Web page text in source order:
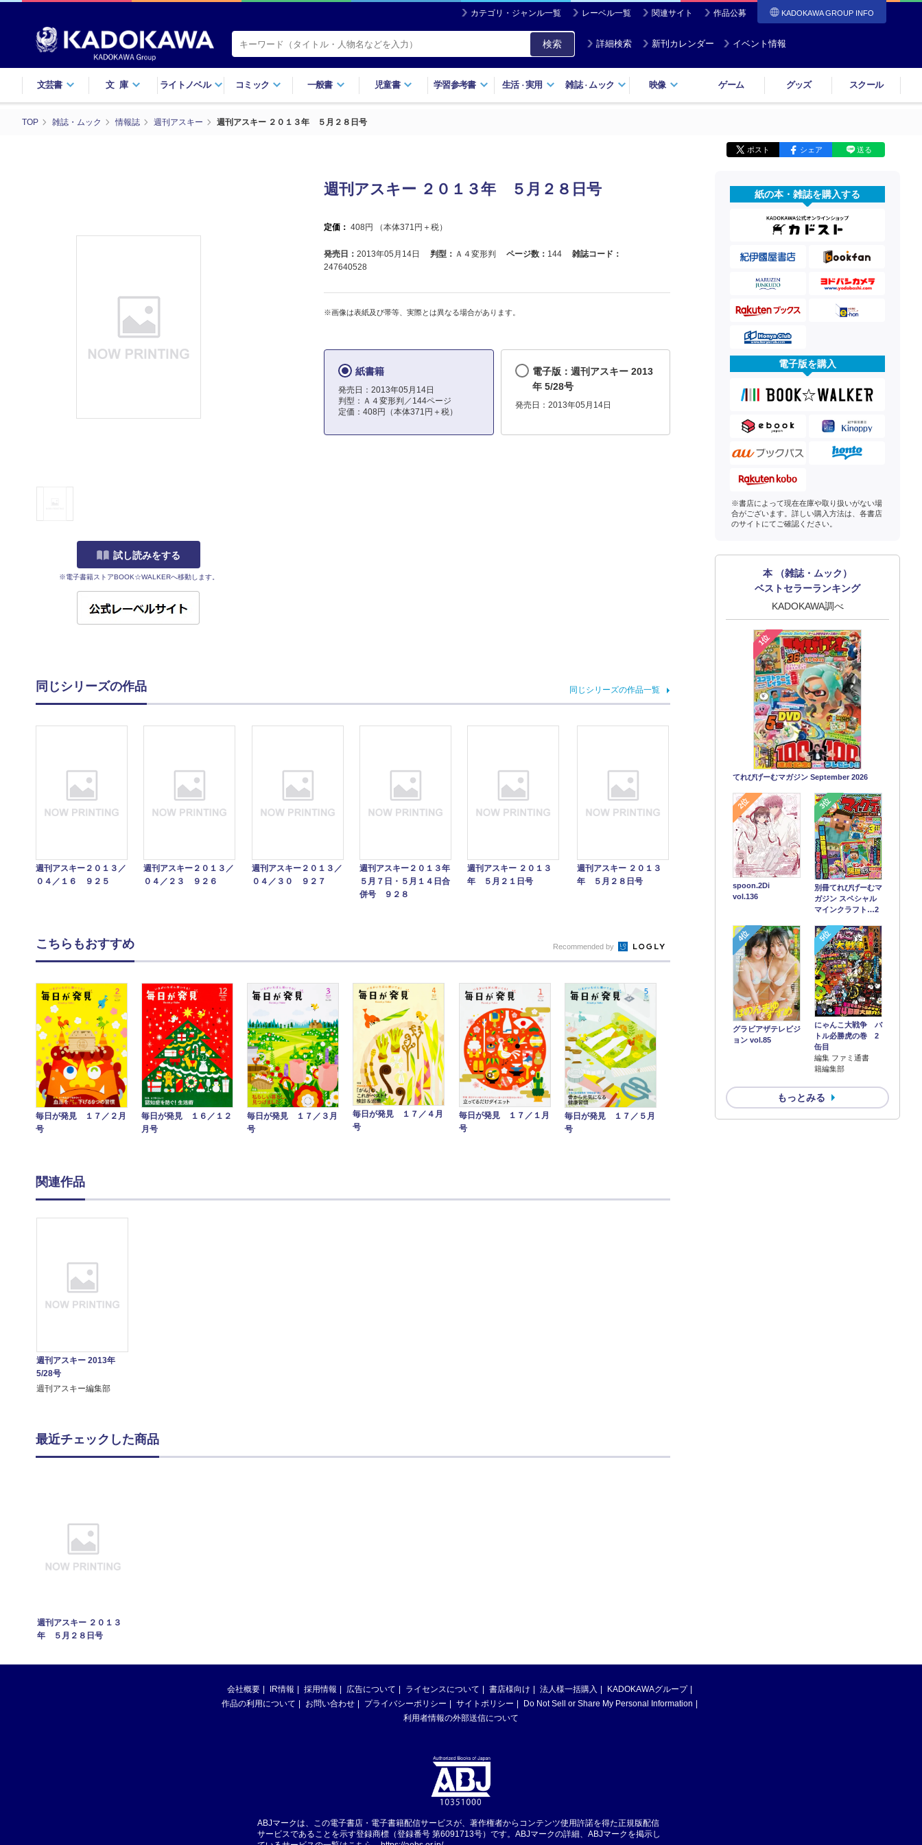
カテゴリ・ジャンル一覧 レーベル一覧 関連サイト 作品公募 KADOKAWA GROUP INFO
検索 詳細検索 新刊カレンダー イベント情報
文芸書 文庫 ライトノベル コミック 一般書 児童書 学習参考書 生活・実用 雑誌・ ムック 映像 ゲーム グッズ スクール
TOP 雑誌・ムック 情報誌 週刊アスキー 週刊アスキー ２０１３年 ５月２８日号
ポスト シェア 送る
試し読みをする
※電子書籍ストアBOOK☆WALKERへ移動します。
週刊アスキー ２０１３年 ５月２８日号
定価： 408円 （本体371 円＋税）
発売日： 2013年05月14日 判型： Ａ４変形判 ページ数： 144
雑誌コード：
247640528
※画像は表紙及び帯等、実際とは異なる場合があります。
紙書籍
発売日：2013年05月14日
判型：Ａ４変形判／144ページ
定価：408円（本体371円＋税）
電子版：週刊アスキー 2013
年 5/28号
発売日：2013年05月14日
同じシリーズの作品 同じシリーズの作品一覧
週刊アスキー２０１３／
０４／１６ ９２５
週刊アスキー２０１３／
０４／２３ ９２６
週刊アスキー２０１３／
０４／３０ ９２７
週刊アスキー２０１３年
５月７日・５月１４日合
併号 ９２８
週刊アスキー ２０１３
年 ５月２１日号
週刊アスキー ２０１３
年 ５月２８日号
紙の本・雑誌を購入する
電子版を購入
※書店によって現在在庫や取り扱いがない場
合がございます。詳しい購入方法は、各書店
のサイトにてご確認ください。
本 （雑誌・ムック）
ベストセラーランキング
KADOKAWA調べ
1位
てれびげーむマガジン September 2026
2位
spoon.2Di
vol.136
3位
別冊てれびげーむマ
ガジン スペシャル
マインクラフト…2
4位
グラビアザテレビジ
ョン vol.85
5位
にゃんこ大戦争 バ
トル必勝虎の巻 2
缶目
編集 ファミ通書
籍編集部
もっとみる
こちらもおすすめ Recommended by
毎日が発見 １７／２月
号
毎日が発見 １６／１２
月号
毎日が発見 １７／３月
号
毎日が発見 １７／４月
号
毎日が発見 １７／１月
号
毎日が発見 １７／５月
号
関連作品
週刊アスキー 2013年
5/28号
週刊アスキー編集部
最近チェックした商品
週刊アスキー ２０１３
年 ５月２８日号
会社概要 IR情報 採用情報 広告について ライセンスについて 書店様向け 法人様一括購入
KADOKAWAグループ
作品の利用について
お問い合わせ プライバシーポリシー サイトポリシー
Do Not Sell or Share My Personal Information
利用者情報の外部送信について
ABJマークは、この電子書店・電子書籍配信サービスが、著作権者からコンテンツ使用許諾を得た正規版配信
サービスであることを示す登録商標（登録番号 第6091713号）です。ABJマークの詳細、ABJマークを掲示し